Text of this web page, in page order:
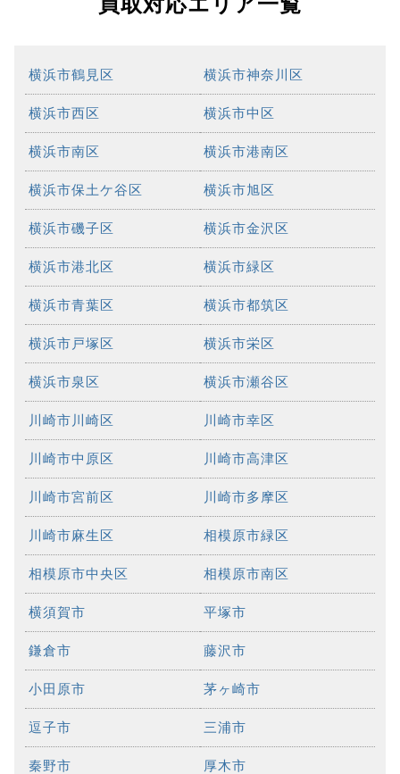
横浜市鶴見区 横浜市神奈川区
横浜市西区 横浜市中区
横浜市南区 横浜市港南区
横浜市保土ケ谷区 横浜市旭区
横浜市磯子区 横浜市金沢区
横浜市港北区 横浜市緑区
横浜市青葉区 横浜市都筑区
横浜市戸塚区 横浜市栄区
横浜市泉区 横浜市瀬谷区
川崎市川崎区 川崎市幸区
川崎市中原区 川崎市高津区
川崎市宮前区 川崎市多摩区
川崎市麻生区 相模原市緑区
相模原市中央区 相模原市南区
横須賀市 平塚市
鎌倉市 藤沢市
小田原市 茅ヶ崎市
逗子市 三浦市
秦野市 厚木市